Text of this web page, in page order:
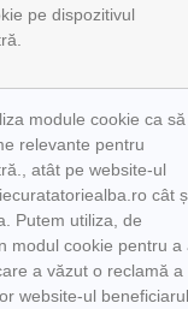
pe dispozitivul
module cookie ca să
relevante pentru
atât pe website-ul
cât
Putem utiliza, de
modul cookie pentru a
a văzut o reclamă a
website-ul